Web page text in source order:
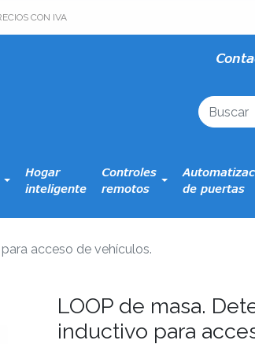
CON IVA
Hogar
inteligente
Controles
remotos
de puertas
acceso de vehículos.
LOOP de masa.
inductivo para